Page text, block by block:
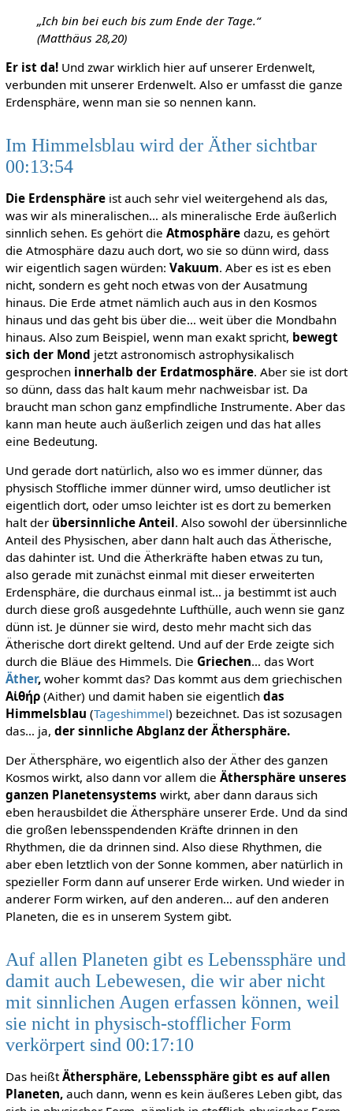
„Ich bin bei euch bis zum Ende der Tage.“
(Matthäus 28,20)
Er ist da!Und zwar wirklich hier auf unserer Erdenwelt,
verbunden mit unserer Erdenwelt. Also er umfasst die ganze
Erdensphäre, wenn man sie so nennen kann.
Im Himmelsblau wird der Äther sichtbar
00:13:54
Die Erdensphäreist auch sehr viel weitergehend als das,
was wir als mineralischen… als mineralische Erde äußerlich
sinnlich sehen. Es gehört die Atmosphäredazu, es gehört
die Atmosphäre dazu auch dort, wo sie so dünn wird, dass
wir eigentlich sagen würden: Vakuum. Aber es ist es eben
nicht, sondern es geht noch etwas von der Ausatmung
hinaus. Die Erde atmet nämlich auch aus in den Kosmos
hinaus und das geht bis über die… weit über die Mondbahn
hinaus. Also zum Beispiel, wenn man exakt spricht, bewegt
sich der Mond jetzt astronomisch astrophysikalisch
gesprochen innerhalb der Erdatmosphäre. Aber sie ist dort
so dünn, dass das halt kaum mehr nachweisbar ist. Da
braucht man schon ganz empfindliche Instrumente. Aber das
kann man heute auch äußerlich zeigen und das hat alles
eine Bedeutung.
Und gerade dort natürlich, also wo es immer dünner, das
physisch Stoffliche immer dünner wird, umso deutlicher ist
eigentlich dort, oder umso leichter ist es dort zu bemerken
halt der übersinnliche Anteil. Also sowohl der übersinnliche
Anteil des Physischen, aber dann halt auch das Ätherische,
das dahinter ist. Und die Ätherkräfte haben etwas zu tun,
also gerade mit zunächst einmal mit dieser erweiterten
Erdensphäre, die durchaus einmal ist… ja bestimmt ist auch
durch diese groß ausgedehnte Lufthülle, auch wenn sie ganz
dünn ist. Je dünner sie wird, desto mehr macht sich das
Ätherische dort direkt geltend. Und auf der Erde zeigte sich
durch die Bläue des Himmels. Die Griechen… das Wort
Äther,woher kommt das? Das kommt aus dem griechischen
Αἰθήρ(Aither) und damit haben sie eigentlich das
Himmelsblau (Tageshimmel) bezeichnet. Das ist sozusagen
das… ja, der sinnliche Abglanz der Äthersphäre.
Der Äthersphäre, wo eigentlich also der Äther des ganzen
Kosmos wirkt, also dann vor allem die Äthersphäre unseres
ganzen Planetensystems wirkt, aber dann daraus sich
eben herausbildet die Äthersphäre unserer Erde. Und da sind
die großen lebensspendenden Kräfte drinnen in den
Rhythmen, die da drinnen sind. Also diese Rhythmen, die
aber eben letztlich von der Sonne kommen, aber natürlich in
spezieller Form dann auf unserer Erde wirken. Und wieder in
anderer Form wirken, auf den anderen… auf den anderen
Planeten, die es in unserem System gibt.
Auf allen Planeten gibt es Lebenssphäre und
damit auch Lebewesen, die wir aber nicht
mit sinnlichen Augen erfassen können, weil
sie nicht in physisch-stofflicher Form
verkörpert sind 00:17:10
Das heißtÄthersphäre, Lebenssphäre gibt es auf allen
Planeten,auch dann, wenn es kein äußeres Leben gibt, das